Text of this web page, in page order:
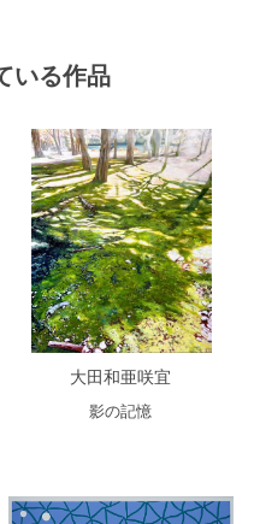
いる作品
大田和亜咲宜
影の記憶